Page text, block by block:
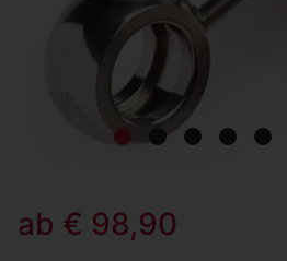
ab € 98,90